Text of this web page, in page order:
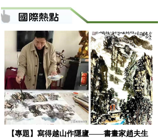
【專題】寫得越山作隱廬——書畫家趙夫生